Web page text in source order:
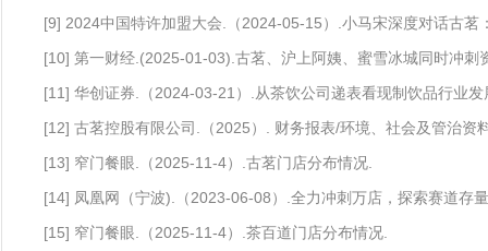
[9] 2024中国特许加盟大会.（2024-05-15）.小马宋深度对话古茗
[10] 第一财经.(2025-01-03).古茗、沪上阿姨、蜜雪冰城同时冲刺
[11] 华创证券.（2024-03-21）.从茶饮公司递表看现制饮品行业
[12] 古茗控股有限公司.（2025）. 财务报表/环境、社会及管治资
[13] 窄门餐眼.（2025-11-4）.古茗门店分布情况.
[14] 凤凰网（宁波).（2023-06-08）.全力冲刺万店，探索赛道存
[15] 窄门餐眼.（2025-11-4）.茶百道门店分布情况.